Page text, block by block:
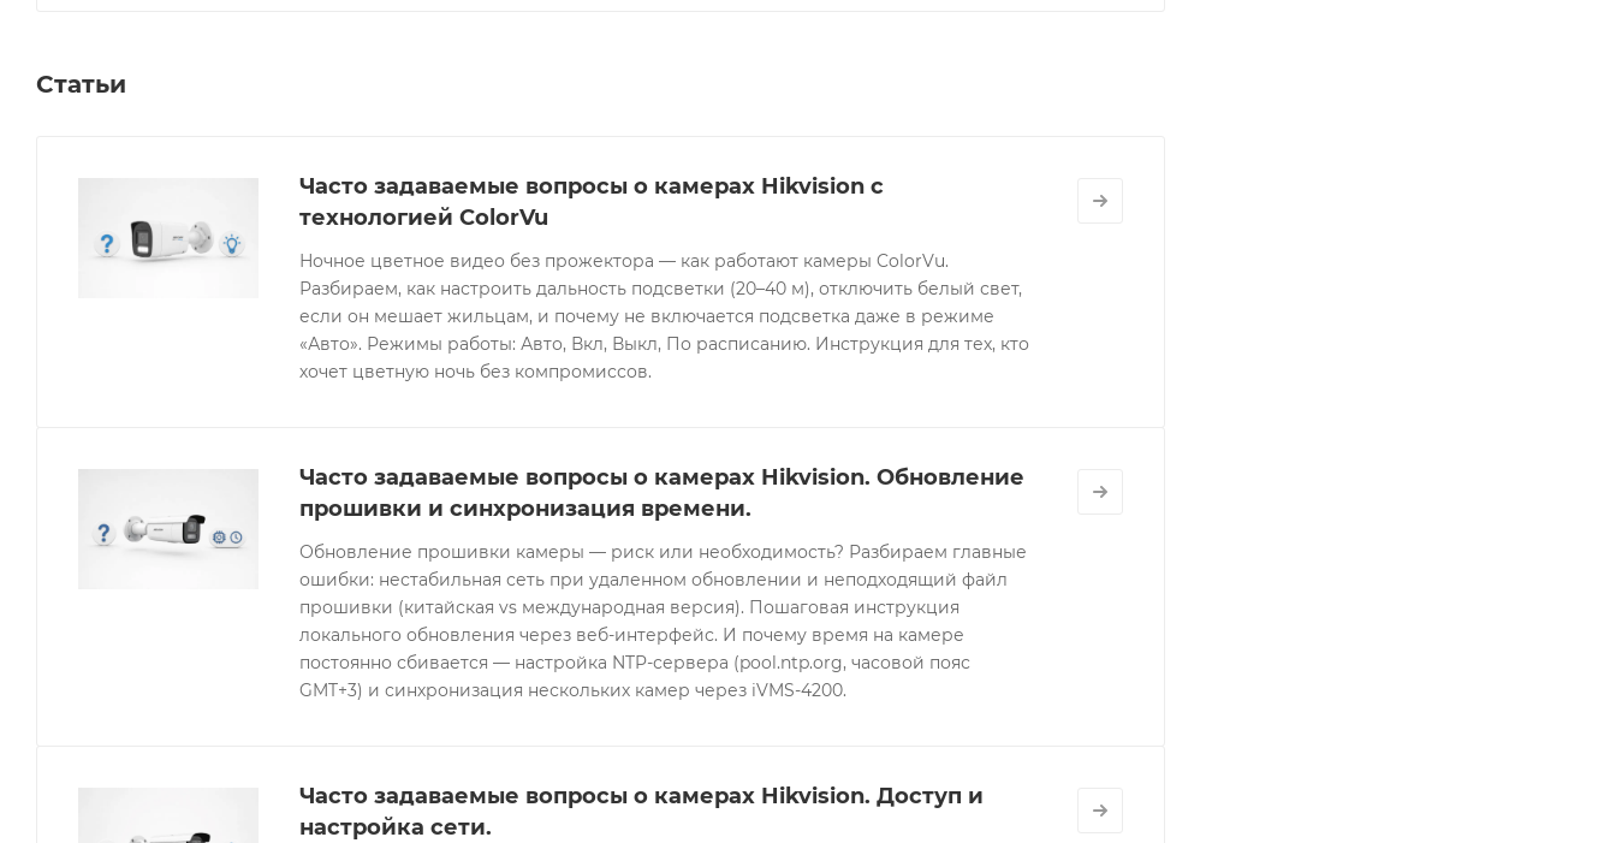
Статьи
Часто задаваемые вопросы о камерах Hikvision с
технологией ColorVu
Ночное цветное видео без прожектора — как работают камеры ColorVu.
Разбираем, как настроить дальность подсветки (20–40 м), отключить белый свет,
если он мешает жильцам, и почему не включается подсветка даже в режиме
«Авто». Режимы работы: Авто, Вкл, Выкл, По расписанию. Инструкция для тех, кто
хочет цветную ночь без компромиссов.
Часто задаваемые вопросы о камерах Hikvision. Обновление
прошивки и синхронизация времени.
Обновление прошивки камеры — риск или необходимость? Разбираем главные
ошибки: нестабильная сеть при удаленном обновлении и неподходящий файл
прошивки (китайская vs международная версия). Пошаговая инструкция
локального обновления через веб-интерфейс. И почему время на камере
постоянно сбивается — настройка NTP-сервера (pool.ntp.org, часовой пояс
GMT+3) и синхронизация нескольких камер через iVMS-4200.
Часто задаваемые вопросы о камерах Hikvision. Доступ и
настройка сети.